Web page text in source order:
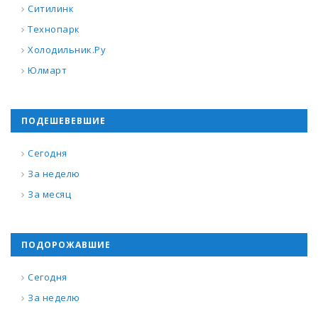
Ситилинк
Технопарк
Холодильник.Ру
Юлмарт
ПОДЕШЕВЕВШИЕ
Сегодня
За неделю
За месяц
ПОДОРОЖАВШИЕ
Сегодня
За неделю